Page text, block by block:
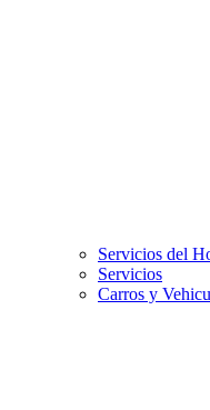
Servicios del
Servicios
Carros y